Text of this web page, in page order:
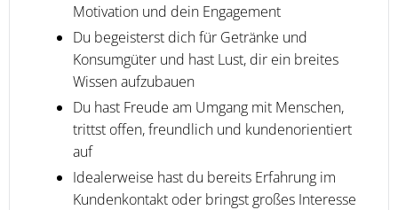
Motivation und dein Engagement
Du begeisterst dich für Getränke und
Konsumgüter und hast Lust, dir ein breites
Wissen aufzubauen
Du hast Freude am Umgang mit Menschen,
trittst offen, freundlich und kundenorientiert
auf
Idealerweise hast du bereits Erfahrung im
Kundenkontakt oder bringst großes Interesse